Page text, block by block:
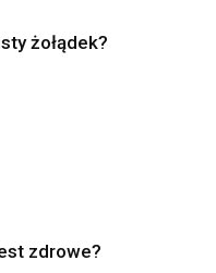
żołądek?
zdrowe?